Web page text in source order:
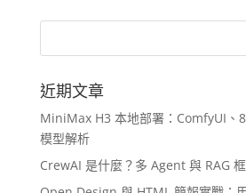
近期文章
MiniMax H3 本地部署：ComfyUI、
模型解析
CrewAI 是什麼？多 Agent 與 RAG